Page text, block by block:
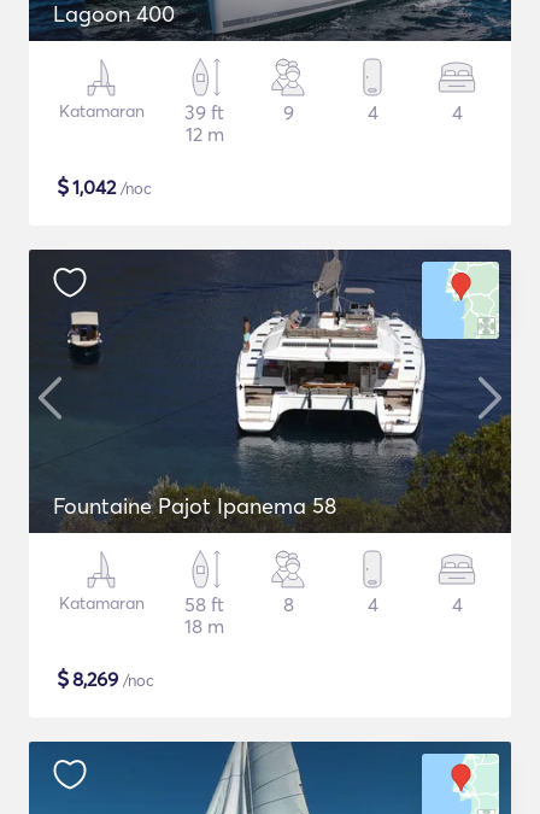
Lagoon 400
Katamaran
39 ft
12 m
9 4 4
$1,042/noc
Fountaine Pajot Ipanema 58
Katamaran
58 ft
18 m
8 4 4
$8,269 /noc